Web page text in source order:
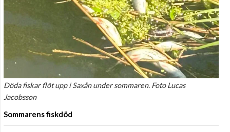
Döda fiskar flöt upp i Saxån under sommaren. Foto Lucas
Jacobsson
Sommarens fiskdöd